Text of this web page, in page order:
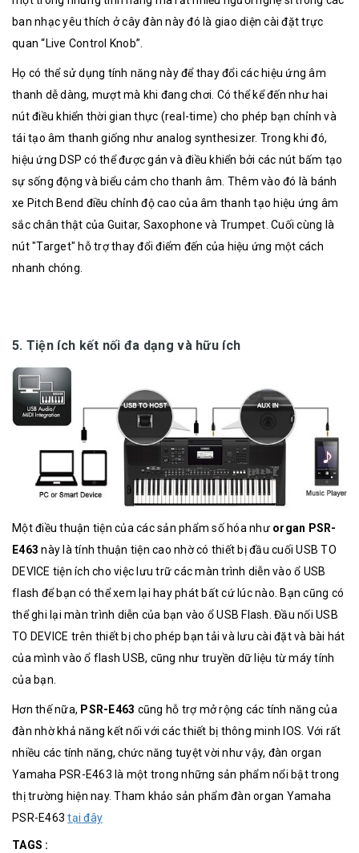
ban nhạc yêu thích ở cây đàn này đó là giao diện cài đặt trực
quan “Live Control Knob”.
Họ có thể sử dụng tính năng này để thay đổi các hiệu ứng âm
thanh dễ dàng, mượt mà khi đang chơi. Có thể kể đến như hai
nút điều khiển thời gian thực (real-time) cho phép bạn chỉnh và
tái tạo âm thanh giống như analog synthesizer. Trong khi đó,
hiệu ứng DSP có thể được gán và điều khiển bởi các nút bấm tạo
sự sống động và biểu cảm cho thanh âm. Thêm vào đó là bánh
xe Pitch Bend điều chỉnh độ cao của âm thanh tạo hiệu ứng âm
sắc chân thật của Guitar, Saxophone và Trumpet. Cuối cùng là
nút "Target" hỗ trợ thay đổi điểm đến của hiệu ứng một cách
nhanh chóng.
5. Tiện ích kết nối đa dạng và hữu ích
Một điều thuận tiện của các sản phẩm số hóa như organ PSR-
E463 này là tính thuận tiện cao nhờ có thiết bị đầu cuối USB TO
DEVICE tiện ích cho việc lưu trữ các màn trình diễn vào ổ USB
flash để bạn có thể xem lại hay phát bất cứ lúc nào. Bạn cũng có
thể ghi lại màn trình diễn của bạn vào ổ USB Flash. Đầu nối USB
TO DEVICE trên thiết bị cho phép bạn tải và lưu cài đặt và bài hát
của mình vào ổ flash USB, cũng như truyền dữ liệu từ máy tính
của bạn.
Hơn thế nữa, PSR-E463 cũng hỗ trợ mở rộng các tính năng của
đàn nhờ khả năng kết nối với các thiết bị thông minh IOS. Với rất
nhiều các tính năng, chức năng tuyệt vời như vậy, đàn organ
Yamaha PSR-E463 là một trong những sản phẩm nổi bật trong
thị trường hiện nay. Tham khảo sản phẩm đàn organ Yamaha
PSR-E463tại đây
TAGS :